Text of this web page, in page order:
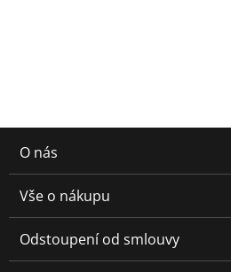
O nás
Vše o nákupu
Odstoupení od smlouvy